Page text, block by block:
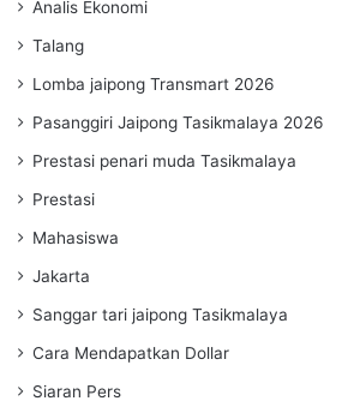
Analis Ekonomi
Talang
Lomba jaipong Transmart 2026
Pasanggiri Jaipong Tasikmalaya 2026
Prestasi penari muda Tasikmalaya
Prestasi
Mahasiswa
Jakarta
Sanggar tari jaipong Tasikmalaya
Cara Mendapatkan Dollar
Siaran Pers